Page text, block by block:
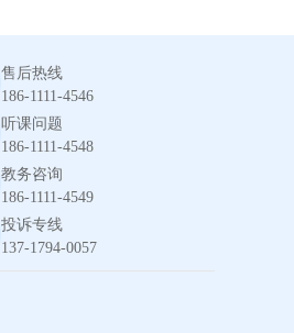
售后热线
186-1111-4546
听课问题
186-1111-4548
教务咨询
186-1111-4549
投诉专线
137-1794-0057